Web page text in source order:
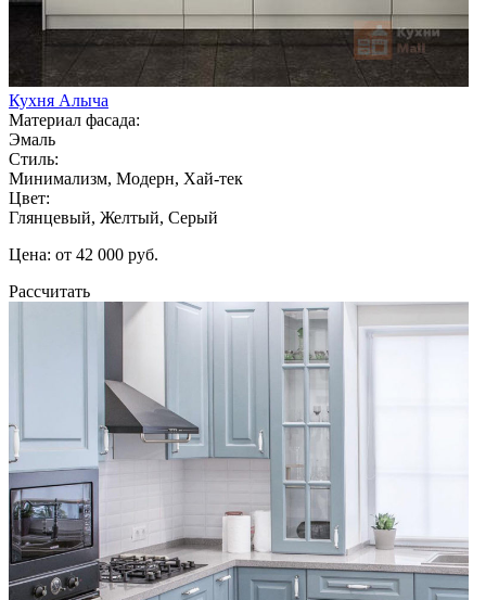
Кухня Алыча
Материал фасада:
Эмаль
Стиль:
Минимализм, Модерн, Хай-тек
Цвет:
Глянцевый, Желтый, Серый
Цена: от 42 000 руб.
Рассчитать